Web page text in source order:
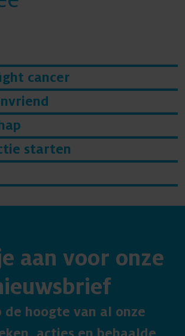
cancer
starten
aan voor onze
de hoogte van al onze